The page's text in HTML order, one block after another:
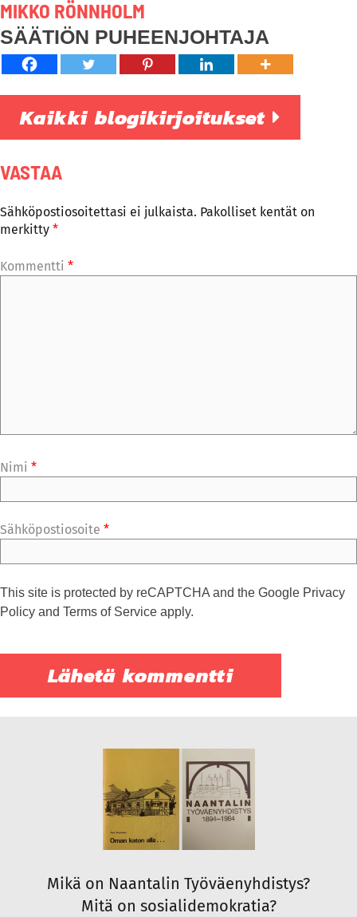
MIKKO RÖNNHOLM
SÄÄTIÖN PUHEENJOHTAJA
Kaikki blogikirjoitukset
VASTAA
Sähköpostiosoitettasi ei julkaista. Pakolliset kentät on
merkitty *
Kommentti *
Nimi *
Sähköpostiosoite *
This site is protected by reCAPTCHA and the Google Privacy
Policy and Terms of Service apply.
Mikä on Naantalin Työväenyhdistys?
Mitä on sosialidemokratia?